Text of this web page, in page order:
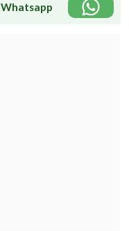
Whatsapp